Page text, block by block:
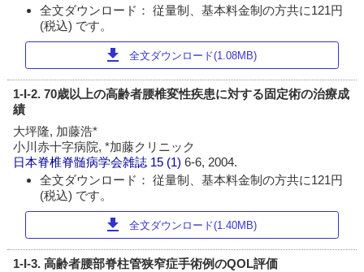
全文ダウンロード： 従量制、基本料金制の方共に121円
(税込) です。
download 全文ダウンロード(1.08MB)
1-I-2. 70歳以上の高齢者腰椎変性疾患に対する固定術の治療成
績
大坪隆, 加藤浩*
小川赤十字病院, *加藤クリニック
日本脊椎脊髄病学会雑誌 15 (1)6-6, 2004.
全文ダウンロード： 従量制、基本料金制の方共に121円
(税込) です。
download 全文ダウンロード(1.40MB)
1-I-3. 高齢者腰部脊柱管狭窄症手術例のQOL評価